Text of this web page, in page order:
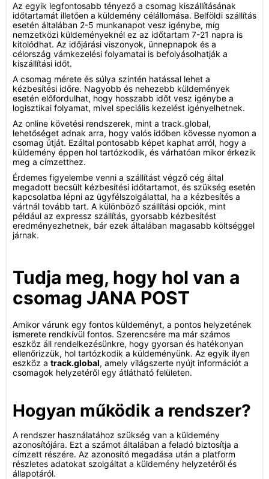
Az egyik legfontosabb tényező a csomag kiszállításának
időtartamát illetően a küldemény célállomása. Belföldi szállítás
esetén általában 2-5 munkanapot vesz igénybe, míg
nemzetközi küldeményeknél ez az időtartam 7-21 napra is
kitolódhat. Az időjárási viszonyok, ünnepnapok és a
célország vámkezelési folyamatai is befolyásolhatják a
kiszállítási időt.
A csomag mérete és súlya szintén hatással lehet a
kézbesítési időre. Nagyobb és nehezebb küldemények
esetén előfordulhat, hogy hosszabb időt vesz igénybe a
logisztikai folyamat, mivel speciális kezelést igényelhetnek.
Az online követési rendszerek, mint a track.global,
lehetőséget adnak arra, hogy valós időben kövesse nyomon a
csomag útját. Ezáltal pontosabb képet kaphat arról, hogy a
küldemény éppen hol tartózkodik, és várhatóan mikor érkezik
meg a címzetthez.
Érdemes figyelembe venni a szállítást végző cég által
megadott becsült kézbesítési időtartamot, és szükség esetén
kapcsolatba lépni az ügyfélszolgálattal, ha a kézbesítés a
vártnál tovább tart. A különböző szállítási opciók, mint
például az expressz szállítás, gyorsabb kézbesítést
eredményezhetnek, bár ezek általában magasabb költséggel
járnak.
Tudja meg, hogy hol van a
csomag JANA POST
Amikor várunk egy fontos küldeményt, a pontos helyzetének
ismerete rendkívül fontos. Szerencsére ma már számos
eszköz áll rendelkezésünkre, hogy gyorsan és hatékonyan
ellenőrizzük, hol tartózkodik a küldeményünk. Az egyik ilyen
eszköz a track.global, amely világszerte nyújt információt a
csomagok helyzetéről egy átlátható felületen.
Hogyan működik a rendszer?
A rendszer használatához szükség van a küldemény
azonosítójára. Ezt a számot általában a feladó biztosítja a
címzett részére. Az azonosító megadása után a platform
részletes adatokat szolgáltat a küldemény helyzetéről és
állapotáról.